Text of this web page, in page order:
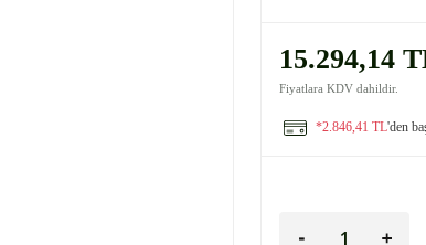
15.294,14
Fiyatlara KDV dahildir.
*2.846,41 TL'den